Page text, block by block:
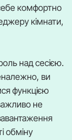
комфортно
кімнати,
над сесією.
ви
функцією
не
обміну